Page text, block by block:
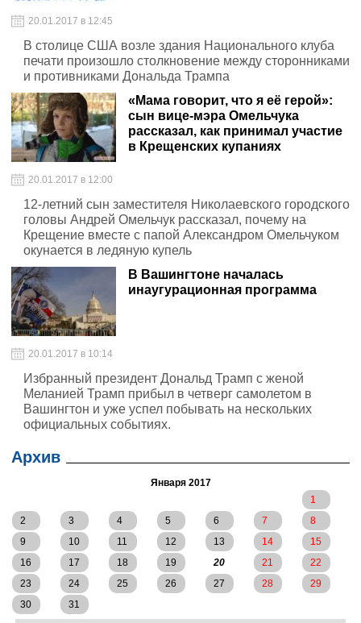
20.01.2017 в 12:45
В столице США возле здания Национального клуба
печати произошло столкновение между сторонниками
и противниками Дональда Трампа
«Мама говорит, что я её герой»:
сын вице-мэра Омельчука
рассказал, как принимал участие
в Крещенских купаниях
20.01.2017 в 12:00
12-летний сын заместителя Николаевского городского
головы Андрей Омельчук рассказал, почему на
Крещение вместе с папой Александром Омельчуком
окунается в ледяную купель
В Вашингтоне началась
инаугурационная программа
20.01.2017 в 10:14
Избранный президент Дональд Трамп с женой
Меланией Трамп прибыл в четверг самолетом в
Вашингтон и уже успел побывать на нескольких
официальных событиях.
Архив
Января 2017
1
2
3 4 5 6 7
8
9
10 11 12 13 14
15
16
17 18 19 20 21
22
23
24 25 26 27 28
29
30
31